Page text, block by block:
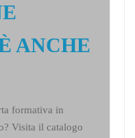
ANCHE
formativa in
Visita il catalogo